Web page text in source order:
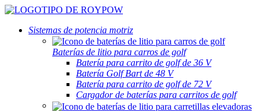
Sistemas de potencia motriz
Baterías de litio para carros de golf
Batería para carrito de golf de 36 V
Batería Golf Bart de 48 V
Batería para carrito de golf de 72 V
Cargador de baterías para carritos de golf